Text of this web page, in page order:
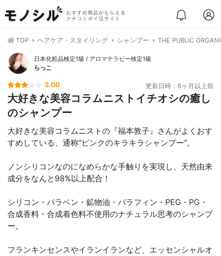
おすすめ商品がもらえる
クチコミポイ活サイト
TOP ヘアケア・スタイリング シャンプー THE PUBLIC
日本化粧品検定1級 / アロマテラピー検定1級
らっこ
3.00 更新日時：6ヶ月以上前
大好きな美容コラムニストイチオシの癒し
のシャンプー
大好きな美容コラムニストの『福本敦子』さんがよくおす
すめしている、通称"ピンクのキラキラシャンプー"。
ノンシリコンなのになめらかな手触りを実現し、天然由来
成分をなんと98%以上配合！
シリコン・パラベン・鉱物油・パラフィン・PEG・PG・
合成香料・合成着色料不使用のナチュラル思考のシャンプ
ー。
フランキンセンスやイランイランなど、エッセンシャルオ